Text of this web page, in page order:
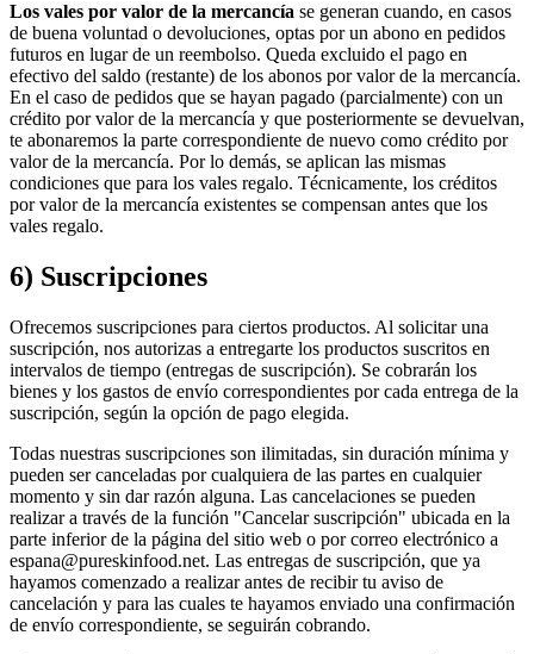
Los vales por valor de la mercancía se generan cuando, en casos
de buena voluntad o devoluciones, optas por un abono en pedidos
futuros en lugar de un reembolso. Queda excluido el pago en
efectivo del saldo (restante) de los abonos por valor de la mercancía.
En el caso de pedidos que se hayan pagado (parcialmente) con un
crédito por valor de la mercancía y que posteriormente se devuelvan,
te abonaremos la parte correspondiente de nuevo como crédito por
valor de la mercancía. Por lo demás, se aplican las mismas
condiciones que para los vales regalo. Técnicamente, los créditos
por valor de la mercancía existentes se compensan antes que los
vales regalo.
6) Suscripciones
Ofrecemos suscripciones para ciertos productos. Al solicitar una
suscripción, nos autorizas a entregarte los productos suscritos en
intervalos de tiempo (entregas de suscripción). Se cobrarán los
bienes y los gastos de envío correspondientes por cada entrega de la
suscripción, según la opción de pago elegida.
Todas nuestras suscripciones son ilimitadas, sin duración mínima y
pueden ser canceladas por cualquiera de las partes en cualquier
momento y sin dar razón alguna. Las cancelaciones se pueden
realizar a través de la función "Cancelar suscripción" ubicada en la
parte inferior de la página del sitio web o por correo electrónico a
espana@pureskinfood.net. Las entregas de suscripción, que ya
hayamos comenzado a realizar antes de recibir tu aviso de
cancelación y para las cuales te hayamos enviado una confirmación
de envío correspondiente, se seguirán cobrando.